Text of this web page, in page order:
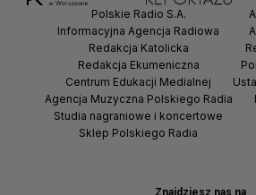
Polskie Radio S.A.
Informacyjna Agencja Radiowa
Redakcja Katolicka
Redakcja Ekumeniczna
Centrum Edukacji Medialnej
Agencja Muzyczna Polskiego Radia
Studia nagraniowe i koncertowe
Sklep Polskiego Radia